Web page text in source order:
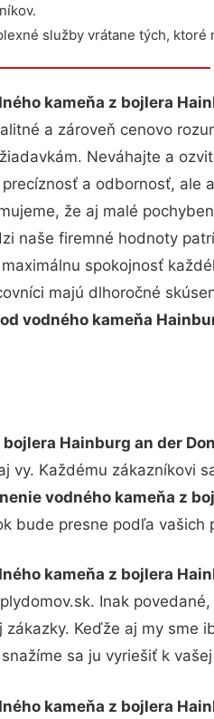
služby vrátane tých,
kameňa z bojlera
a zároveň cenovo
Neváhajte a
a odbornosť, ale
že aj malé
naše firemné hodnoty
spokojnosť
majú dlhoročné
vodného kameňa
Hainburg an der
vy. Každému zákazníkovi
vodného kameňa z
bude presne podľa vašich
kameňa z bojlera
Inak
zákazky. Keďže aj my sme
sa ju vyriešiť k
kameňa z bojlera